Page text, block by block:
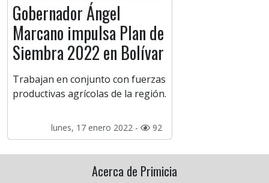
Gobernador Ángel
Marcano impulsa Plan de
Siembra 2022 en Bolívar
Trabajan en conjunto con fuerzas
productivas agrícolas de la región.
lunes, 17 enero 2022 - 92
Acerca de Primicia